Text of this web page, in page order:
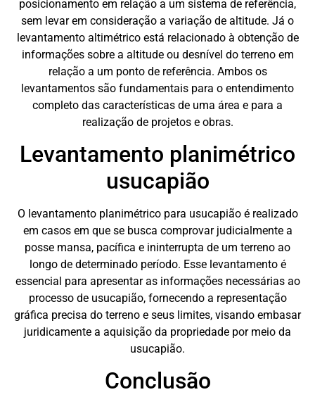
posicionamento em relação a um sistema de referência,
sem levar em consideração a variação de altitude. Já o
levantamento altimétrico está relacionado à obtenção de
informações sobre a altitude ou desnível do terreno em
relação a um ponto de referência. Ambos os
levantamentos são fundamentais para o entendimento
completo das características de uma área e para a
realização de projetos e obras.
Levantamento planimétrico
usucapião
O levantamento planimétrico para usucapião é realizado
em casos em que se busca comprovar judicialmente a
posse mansa, pacífica e ininterrupta de um terreno ao
longo de determinado período. Esse levantamento é
essencial para apresentar as informações necessárias ao
processo de usucapião, fornecendo a representação
gráfica precisa do terreno e seus limites, visando embasar
juridicamente a aquisição da propriedade por meio da
usucapião.
Conclusão